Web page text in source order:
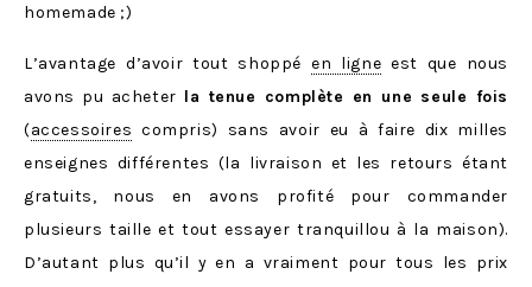
homemade ;)
L’avantage d’avoir tout shoppé en ligne est que nous
avons pu acheter la tenue complète en une seule fois
(accessoires compris) sans avoir eu à faire dix milles
enseignes différentes (la livraison et les retours étant
gratuits, nous en avons profité pour commander
plusieurs taille et tout essayer tranquillou à la maison).
D’autant plus qu’il y en a vraiment pour tous les prix